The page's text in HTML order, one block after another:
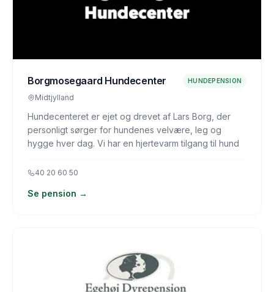
Borgmosegaard Hundecenter HUNDEPENSION
Midtjylland
Hundecenteret er ejet og drevet af Lars Borg, der
personligt sørger for hundenes velvære, leg og
hygge hver dag. Vi har en hjertevarm tilgang til hund
40 20 60 50
Se pension →